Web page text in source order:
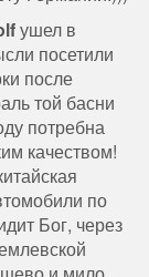
ушел в
посетили
после
той басни
потребна
качеством!
по
Бог, через